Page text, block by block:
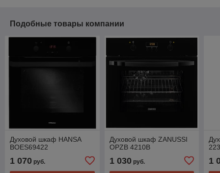
Подобные товары компании
Духовой шкаф HANSA
BOES69422
1 070 руб.
Духовой шкаф ZANUSSI
OPZB 4210B
1 030руб. 1